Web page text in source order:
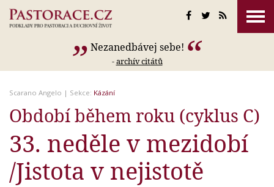
Nezanedbávej sebe!
-archív citátů
Scarano Angelo | Sekce: Kázání
Období během roku (cyklus C)
33. neděle v mezidobí
/Jistota v nejistotě